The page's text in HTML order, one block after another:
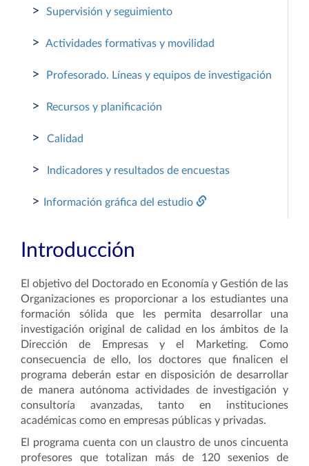
> Supervisión y seguimiento
> Actividades formativas y movilidad
> Profesorado. Líneas y equipos de investigación
> Recursos y planificación
> Calidad
> Indicadores y resultados de encuestas
> Información gráfica del estudio
Introducción
El objetivo del Doctorado en Economía y Gestión de las
Organizaciones es proporcionar a los estudiantes una
formación sólida que les permita desarrollar una
investigación original de calidad en los ámbitos de la
Dirección de Empresas y el Marketing. Como
consecuencia de ello, los doctores que finalicen el
programa deberán estar en disposición de desarrollar
de manera autónoma actividades de investigación y
consultoría avanzadas, tanto en instituciones
académicas como en empresas públicas y privadas.
El programa cuenta con un claustro de unos cincuenta
profesores que totalizan más de 120 sexenios de